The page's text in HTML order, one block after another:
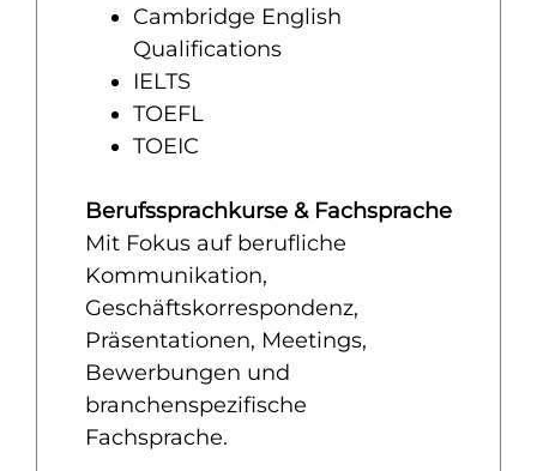
Cambridge English
Qualifications
IELTS
TOEFL
TOEIC
Berufssprachkurse & Fachsprache
Mit Fokus auf berufliche
Kommunikation,
Geschäftskorrespondenz,
Präsentationen, Meetings,
Bewerbungen und
branchenspezifische
Fachsprache.